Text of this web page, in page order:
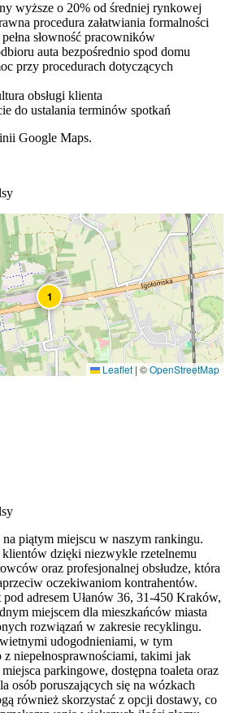
wyższe o 20% od średniej rynkowej
procedura załatwiania formalności
słowność pracowników
auta bezpośrednio spod domu
przy procedurach dotyczących
obsługi klienta
do ustalania terminów spotkań
Google Maps.
1
Leaflet | ©OpenStreetMap
na piątym miejscu w naszym rankingu.
klientów dzięki niezwykle rzetelnemu
oraz profesjonalnej obsłudze, która
oczekiwaniom kontrahentów.
adresem Ułanów 36, 31-450 Kraków,
miejscem dla mieszkańców miasta
rozwiązań w zakresie recyklingu.
udogodnieniami, w tym
niepełnosprawnościami, takimi jak
parkingowe, dostępna toaleta oraz
osób poruszających się na wózkach
również skorzystać z opcji dostawy, co